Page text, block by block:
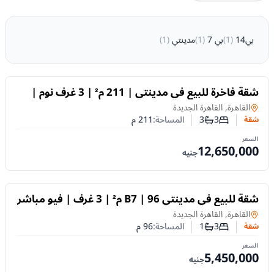
بي14 (
1
)بي 7 (
1
)مدينتي(
1
)
للبيع شقة فاخرة للبيع في مدينتي | 211 م² | 3 غرف نوم |
تشطيب سوبر لوكس
شقةفي
القاهرة, القاهرة الجديدة
شقة عدد غرف النوم
3عدد الحمامات
3 المساحة:211م
السعر
12,650,000جنيه
للبيع شقة للبيع في مدينتي B7 | 96 م² | 3 غرف | فيو مباشر
على النادي | تشطيبات خاصة
شقةفي
القاهرة, القاهرة الجديدة
شقة عدد غرف النوم
3عدد الحمامات
1 المساحة:96م
السعر
5,450,000جنيه